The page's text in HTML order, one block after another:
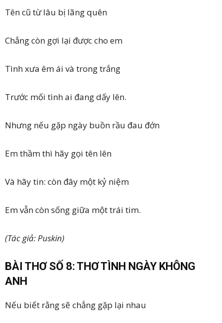
Tên cũ từ lâu bị lãng quên
Chẳng còn gợi lại được cho em
Tình xưa êm ái và trong trắng
Trước mối tình ai đang dấy lên.
Nhưng nếu gặp ngày buồn rầu đau đớn
Em thầm thì hãy gọi tên lên
Và hãy tin: còn đây một kỷ niệm
Em vẫn còn sống giữa một trái tim.
(Tác giả: Puskin)
BÀI THƠ SỐ 8: THƠ TÌNH NGÀY KHÔNG
ANH
Nếu biết rằng sẽ chẳng gặp lại nhau